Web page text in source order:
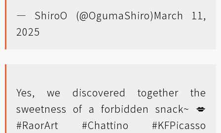
— ShiroO (@OgumaShiro)March 11,
2025
Yes, we discovered together the
sweetness of a forbidden snack~ 💋
#RaorArt
#Chattino
#KFPicasso